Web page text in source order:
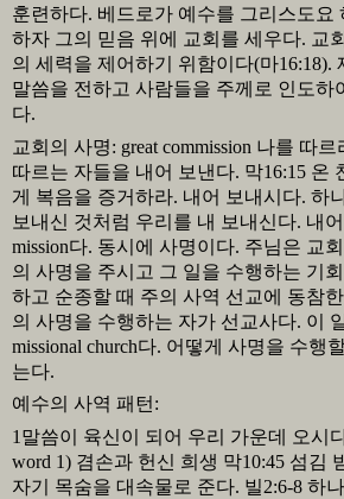
훈련하다. 베드로가 예수를 그리스도요
하자 그의 믿음 위에 교회를 세우다. 교
의 세력을 제어하기 위함이다(마16:18).
말씀을 전하고 사람들을 주께로 인도하
다.
교회의 사명: great commission 나를 따르
따르는 자들을 내어 보낸다. 막16:15 온
게 복음을 증거하라. 내어 보내시다. 하
보내신 것처럼 우리를 내 보내신다. 내
mission다. 동시에 사명이다. 주님은 교
의 사명을 주시고 그 일을 수행하는 기
하고 순종할 때 주의 사역 선교에 동참
의 사명을 수행하는 자가 선교사다. 이
missional church다. 어떻게 사명을 수행
는다.
예수의 사역 패턴 :
1 말씀이 육신이 되어 우리 가운데 오시
word 1) 겸손과 헌신 희생 막10:45 섬김
자기 목숨을 대속물로 준다. 빌2:6-8 하